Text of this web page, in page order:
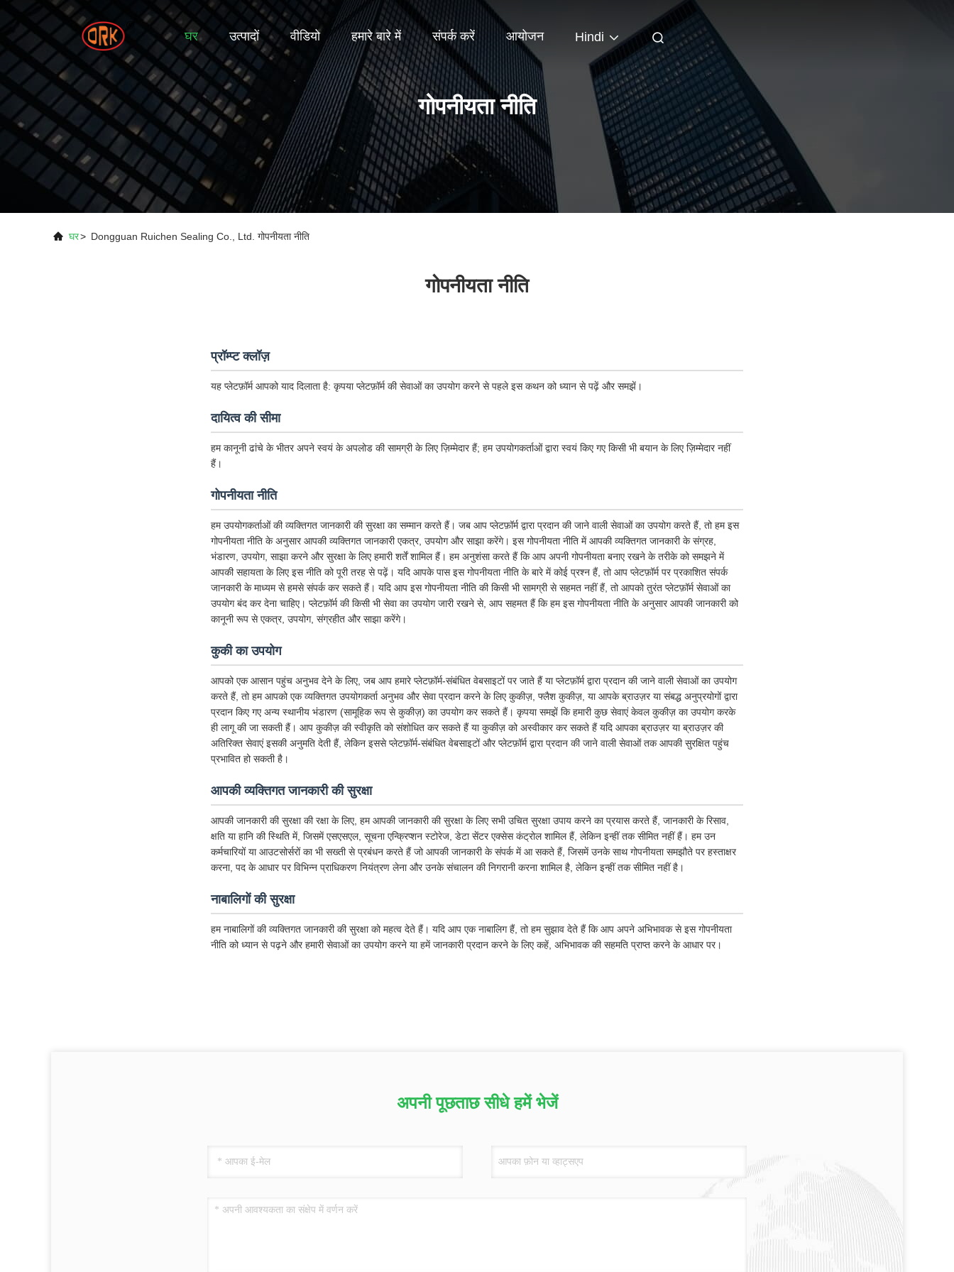
घर उत्पादों वीडियो हमारे बारे में संपर्क करें आयोजन Hindi
गोपनीयता नीति
घर> Dongguan Ruichen Sealing Co., Ltd. गोपनीयता नीति
गोपनीयता नीति
प्रॉम्प्ट क्लॉज़
यह प्लेटफ़ॉर्म आपको याद दिलाता है: कृपया प्लेटफ़ॉर्म की सेवाओं का उपयोग करने से पहले इस कथन को ध्यान से पढ़ें और समझें।
दायित्व की सीमा
हम कानूनी ढांचे के भीतर अपने स्वयं के अपलोड की सामग्री के लिए ज़िम्मेदार हैं; हम उपयोगकर्ताओं द्वारा स्वयं किए गए किसी भी बयान के लिए ज़िम्मेदार नहीं
हैं।
गोपनीयता नीति
हम उपयोगकर्ताओं की व्यक्तिगत जानकारी की सुरक्षा का सम्मान करते हैं। जब आप प्लेटफ़ॉर्म द्वारा प्रदान की जाने वाली सेवाओं का उपयोग करते हैं, तो हम इस
गोपनीयता नीति के अनुसार आपकी व्यक्तिगत जानकारी एकत्र, उपयोग और साझा करेंगे। इस गोपनीयता नीति में आपकी व्यक्तिगत जानकारी के संग्रह,
भंडारण, उपयोग, साझा करने और सुरक्षा के लिए हमारी शर्तें शामिल हैं। हम अनुशंसा करते हैं कि आप अपनी गोपनीयता बनाए रखने के तरीके को समझने में
आपकी सहायता के लिए इस नीति को पूरी तरह से पढ़ें। यदि आपके पास इस गोपनीयता नीति के बारे में कोई प्रश्न हैं, तो आप प्लेटफ़ॉर्म पर प्रकाशित संपर्क
जानकारी के माध्यम से हमसे संपर्क कर सकते हैं। यदि आप इस गोपनीयता नीति की किसी भी सामग्री से सहमत नहीं हैं, तो आपको तुरंत प्लेटफ़ॉर्म सेवाओं का
उपयोग बंद कर देना चाहिए। प्लेटफ़ॉर्म की किसी भी सेवा का उपयोग जारी रखने से, आप सहमत हैं कि हम इस गोपनीयता नीति के अनुसार आपकी जानकारी को
कानूनी रूप से एकत्र, उपयोग, संग्रहीत और साझा करेंगे।
कुकी का उपयोग
आपको एक आसान पहुंच अनुभव देने के लिए, जब आप हमारे प्लेटफ़ॉर्म-संबंधित वेबसाइटों पर जाते हैं या प्लेटफ़ॉर्म द्वारा प्रदान की जाने वाली सेवाओं का उपयोग
करते हैं, तो हम आपको एक व्यक्तिगत उपयोगकर्ता अनुभव और सेवा प्रदान करने के लिए कुकीज़, फ्लैश कुकीज़, या आपके ब्राउज़र या संबद्ध अनुप्रयोगों द्वारा
प्रदान किए गए अन्य स्थानीय भंडारण (सामूहिक रूप से कुकीज़) का उपयोग कर सकते हैं। कृपया समझें कि हमारी कुछ सेवाएं केवल कुकीज़ का उपयोग करके
ही लागू की जा सकती हैं। आप कुकीज़ की स्वीकृति को संशोधित कर सकते हैं या कुकीज़ को अस्वीकार कर सकते हैं यदि आपका ब्राउज़र या ब्राउज़र की
अतिरिक्त सेवाएं इसकी अनुमति देती हैं, लेकिन इससे प्लेटफ़ॉर्म-संबंधित वेबसाइटों और प्लेटफ़ॉर्म द्वारा प्रदान की जाने वाली सेवाओं तक आपकी सुरक्षित पहुंच
प्रभावित हो सकती है।
आपकी व्यक्तिगत जानकारी की सुरक्षा
आपकी जानकारी की सुरक्षा की रक्षा के लिए, हम आपकी जानकारी की सुरक्षा के लिए सभी उचित सुरक्षा उपाय करने का प्रयास करते हैं, जानकारी के रिसाव,
क्षति या हानि की स्थिति में, जिसमें एसएसएल, सूचना एन्क्रिप्शन स्टोरेज, डेटा सेंटर एक्सेस कंट्रोल शामिल हैं, लेकिन इन्हीं तक सीमित नहीं हैं। हम उन
कर्मचारियों या आउटसोर्सरों का भी सख्ती से प्रबंधन करते हैं जो आपकी जानकारी के संपर्क में आ सकते हैं, जिसमें उनके साथ गोपनीयता समझौते पर हस्ताक्षर
करना, पद के आधार पर विभिन्न प्राधिकरण नियंत्रण लेना और उनके संचालन की निगरानी करना शामिल है, लेकिन इन्हीं तक सीमित नहीं है।
नाबालिगों की सुरक्षा
हम नाबालिगों की व्यक्तिगत जानकारी की सुरक्षा को महत्व देते हैं। यदि आप एक नाबालिग हैं, तो हम सुझाव देते हैं कि आप अपने अभिभावक से इस गोपनीयता
नीति को ध्यान से पढ़ने और हमारी सेवाओं का उपयोग करने या हमें जानकारी प्रदान करने के लिए कहें, अभिभावक की सहमति प्राप्त करने के आधार पर।
अपनी पूछताछ सीधे हमें भेजें